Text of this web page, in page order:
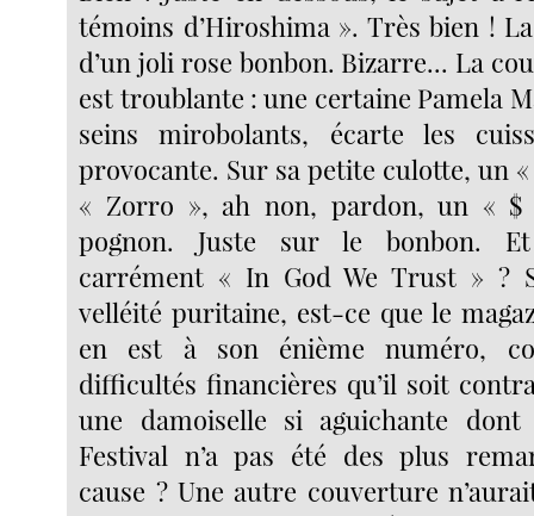
témoins d’Hiroshima ». Très bien !
d’un joli rose bonbon. Bizarre... La
est troublante : une certaine Pamela
seins mirobolants, écarte les
provocante. Sur sa petite culotte, un
« Zorro », ah non, pardon, un «
pognon. Juste sur le bonbon.
carrément « In God We Trust » ?
velléité puritaine, est-ce que le
en est à son énième numéro,
difficultés financières qu’il soit
une damoiselle si aguichante
Festival n’a pas été des plus
cause ? Une autre couverture